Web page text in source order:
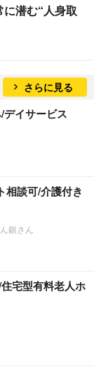
潜む“人身取
さらに見る
デイサービス
相談可/介護付き
銀さん
宅型有料老人ホ